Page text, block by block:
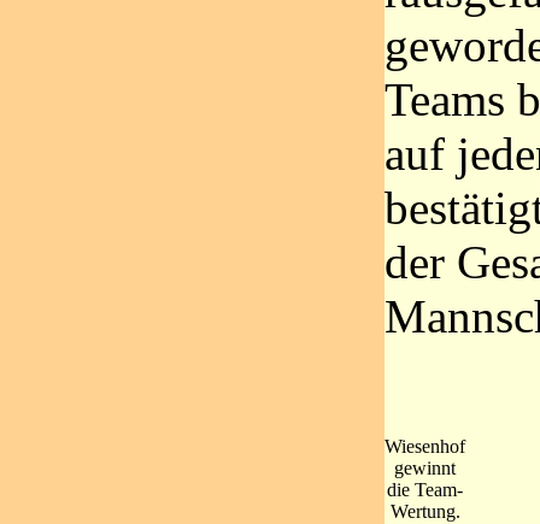
Teams
auf
der
Wiesenhof
gewinnt
die Team-
Wertung.